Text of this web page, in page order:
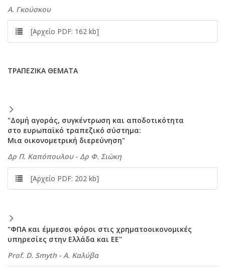
A. Γκούσκου
[Αρχείο PDF: 162 kb]
TPAΠEZIKA ΘEMATA
"Δομή αγοράς, συγκέντρωση και αποδοτικότητα
στο ευρωπαϊκό τραπεζικό σύστημα:
Mια οικονομετρική διερεύνηση"
Δρ Π. Kαπόπουλου - Δρ Φ. Σιώκη
[Αρχείο PDF: 202 kb]
"ΦΠA και έμμεσοι φόροι στις χρηματοοικονομικές
υπηρεσίες στην Eλλάδα και EE"
Prof. D. Smyth - A. Kαλύβα